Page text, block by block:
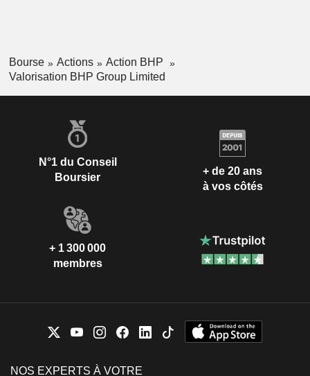
Bourse Actions
Action BHP
Valorisation BHP Group Limited
N°1 du Conseil
Boursier
+ de 20 ans
à vos côtés
+ 1 300 000
membres
NOS EXPERTS À VOTRE